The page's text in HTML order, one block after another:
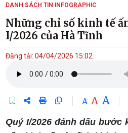
DANH SÁCH TIN INFOGRAPHIC
Những chỉ số kinh tế
I/2026 của Hà Tĩnh
Đăng tải: 04/04/2026 15:02
A A A
Quý I/2026 đánh dấu